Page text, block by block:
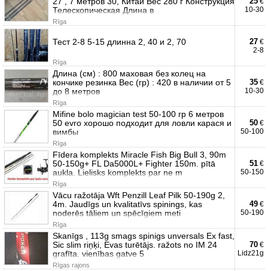
Телескопическая Длина в
Rīga
10-30
Тест 2-8 5-15 длинна 2, 40 и 2, 70
Rīga
27 €
2-8
Длина (см) : 800 маховая без колец на
кончике резинка Вес (гр) : 420 в наличии от 5
до 8 метров
Rīga
35 €
10-30
Mifine bolo magician test 50-100 гр 6 метров
50 evro хорошо подходит для ловли карася и
вимбы
Rīga
50 €
50-100
Fīdera komplekts Miracle Fish Big Bull 3, 90m
50-150g+ FL Da5000L+ Fighter 150m. pītā
aukla. Lielisks komplekts par ne m
Rīga
51 €
50-150
Vācu ražotāja Wft Penzill Leaf Pilk 50-190g 2,
4m. Jaudīgs un kvalitatīvs spinings, kas
noderēs tāliem un spēcīgiem meti
Rīga
49 €
50-190
Skanīgs , 113g smags spinigs unversals Ex fast,
Sic slim riņķi, Evas turētājs. ražots no IM 24
grafīta. vienības gatve 5
Rīgas rajons
70 €
Lidz21g